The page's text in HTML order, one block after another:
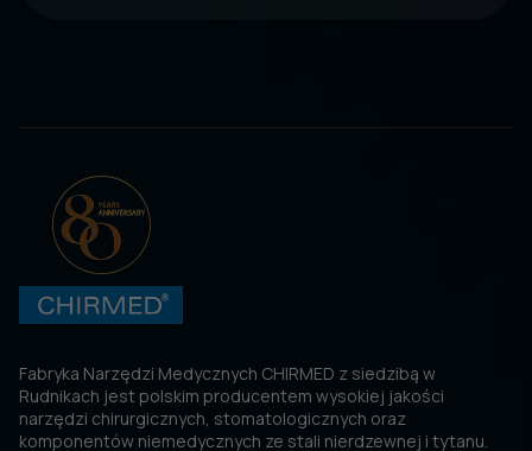
Fabryka Narzędzi Medycznych CHIRMED z siedzibą w
Rudnikach jest polskim producentem wysokiej jakości
narzędzi chirurgicznych, stomatologicznych oraz
komponentów niemedycznych ze stali nierdzewnej i tytanu.